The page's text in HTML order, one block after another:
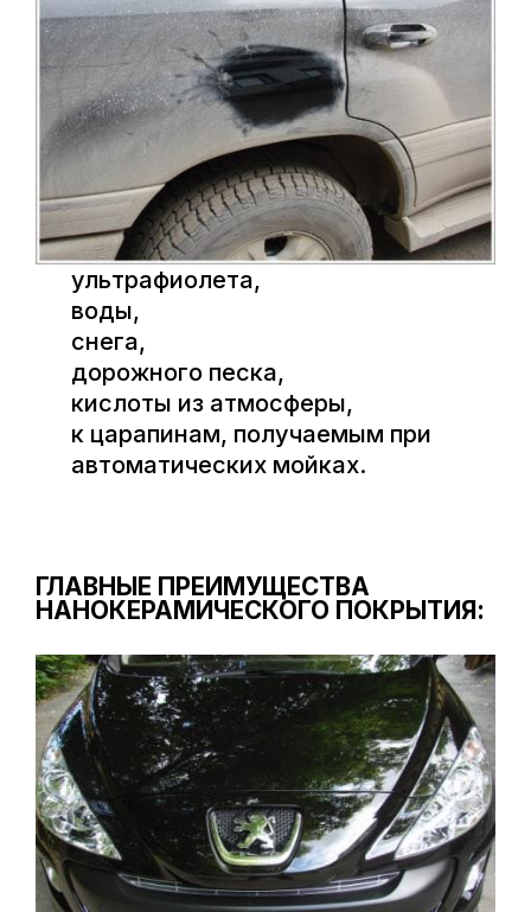
ультрафиолета,
воды,
снега,
дорожного песка,
кислоты из атмосферы,
к царапинам, получаемым при
автоматических мойках.
ГЛАВНЫЕ ПРЕИМУЩЕСТВА
НАНОКЕРАМИЧЕСКОГО ПОКРЫТИЯ: